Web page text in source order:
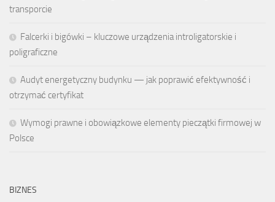
transporcie
Falcerki i bigówki – kluczowe urządzenia introligatorskie i
poligraficzne
Audyt energetyczny budynku — jak poprawić efektywność i
otrzymać certyfikat
Wymogi prawne i obowiązkowe elementy pieczątki firmowej w
Polsce
BIZNES